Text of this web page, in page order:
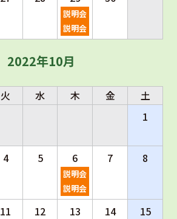
説明会
説明会
2022年10月
火 水 木 金
土
1
4 5 6
説明会
説明会
7 8
11 12 13 14 15